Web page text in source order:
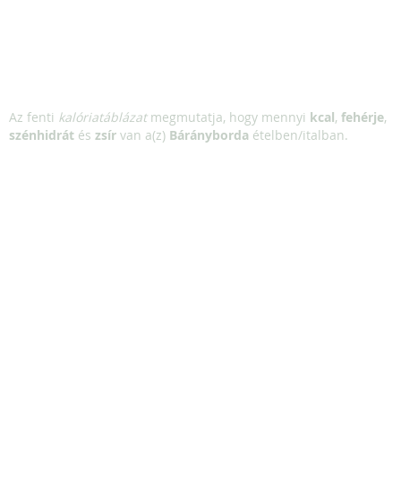
Az fenti kalóriatáblázatmegmutatja, hogy mennyi kcal, fehérje,
szénhidrát és zsír van a(z) Bárányborda ételben/italban.